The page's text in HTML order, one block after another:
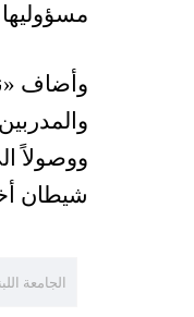
وأضاف
ووصولاً
شيطان
الجامعة